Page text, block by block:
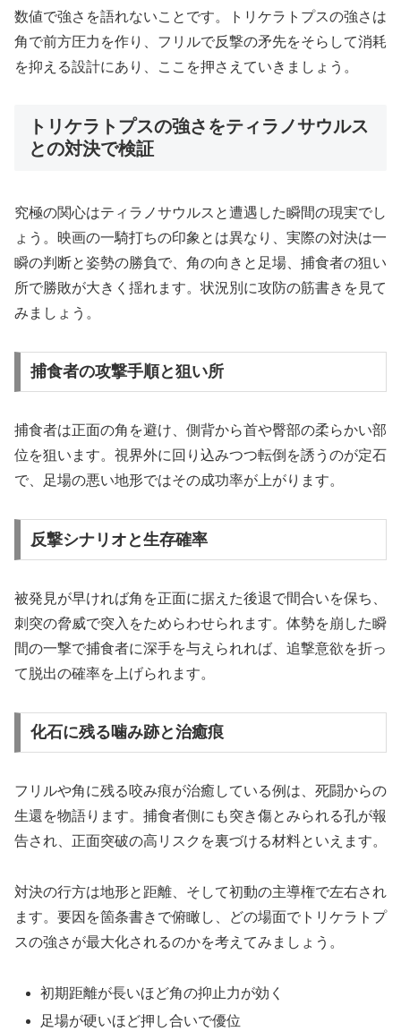
数値で強さを語れないことです。トリケラトプスの強さは
角で前方圧力を作り、フリルで反撃の矛先をそらして消耗
を抑える設計にあり、ここを押さえていきましょう。
トリケラトプスの強さをティラノサウルス
との対決で検証
究極の関心はティラノサウルスと遭遇した瞬間の現実でし
ょう。映画の一騎打ちの印象とは異なり、実際の対決は一
瞬の判断と姿勢の勝負で、角の向きと足場、捕食者の狙い
所で勝敗が大きく揺れます。状況別に攻防の筋書きを見て
みましょう。
捕食者の攻撃手順と狙い所
捕食者は正面の角を避け、側背から首や臀部の柔らかい部
位を狙います。視界外に回り込みつつ転倒を誘うのが定石
で、足場の悪い地形ではその成功率が上がります。
反撃シナリオと生存確率
被発見が早ければ角を正面に据えた後退で間合いを保ち、
刺突の脅威で突入をためらわせられます。体勢を崩した瞬
間の一撃で捕食者に深手を与えられれば、追撃意欲を折っ
て脱出の確率を上げられます。
化石に残る噛み跡と治癒痕
フリルや角に残る咬み痕が治癒している例は、死闘からの
生還を物語ります。捕食者側にも突き傷とみられる孔が報
告され、正面突破の高リスクを裏づける材料といえます。
対決の行方は地形と距離、そして初動の主導権で左右され
ます。要因を箇条書きで俯瞰し、どの場面でトリケラトプ
スの強さが最大化されるのかを考えてみましょう。
初期距離が長いほど角の抑止力が効く
足場が硬いほど押し合いで優位